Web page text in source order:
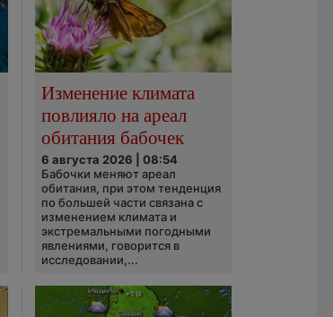
Изменение климата
повлияло на ареал
обитания бабочек
6 августа 2026 | 08:54
Бабочки меняют ареал
обитания, при этом тенденция
по большей части связана с
изменением климата и
экстремальными погодными
явлениями, говорится в
исследовании,...